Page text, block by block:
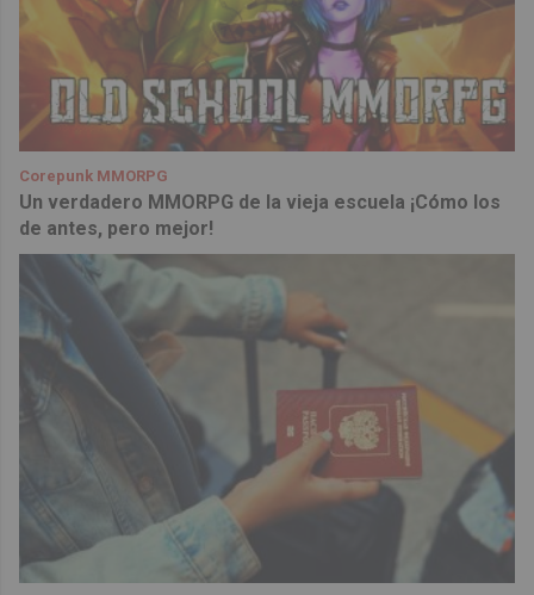
Corepunk MMORPG
Un verdadero MMORPG de la vieja escuela ¡Cómo los
de antes, pero mejor!